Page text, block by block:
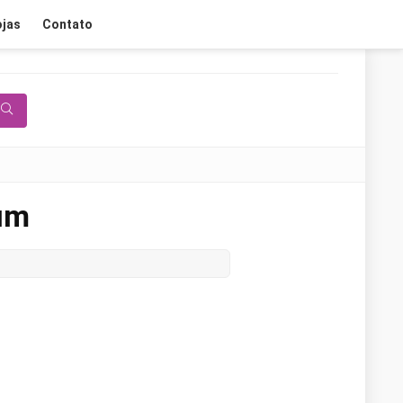
Contato